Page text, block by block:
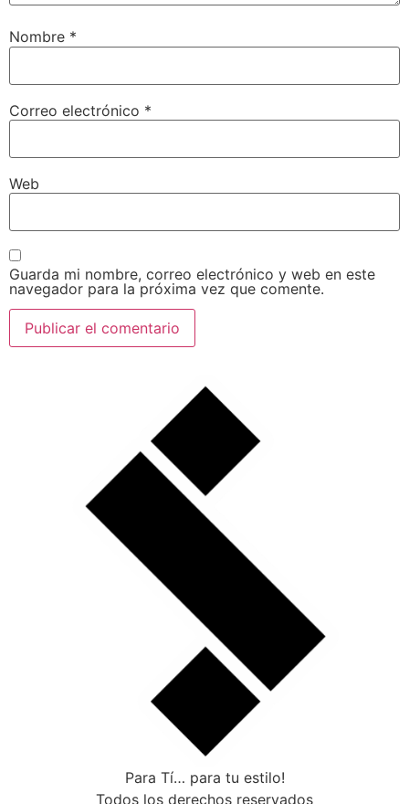
Nombre *
Correo electrónico *
Web
Guarda mi nombre, correo electrónico y web en este
navegador para la próxima vez que comente.
Para Tí… para tu estilo!
Todos los derechos reservados